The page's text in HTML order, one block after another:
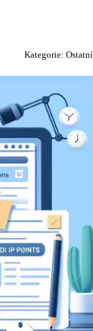
Kategorie: Ostatní